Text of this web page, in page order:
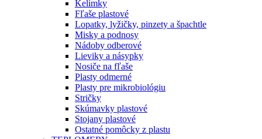
Kelímky
Fľaše plastové
Lopatky, lyžičky, pinzety a špachtle
Misky a podnosy
Nádoby odberové
Lieviky a násypky
Nosiče na fľaše
Plasty odmerné
Plasty pre mikrobiológiu
Stričky
Skúmavky plastové
Stojany plastové
Ostatné pomôcky z plastu